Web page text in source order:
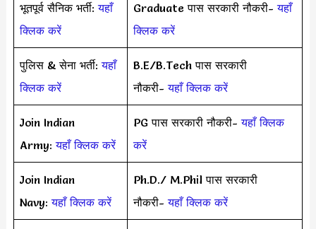
भूतपूर्व सैनिक भर्ती:यहाँ
क्लिक करें
Graduate पास सरकारी नौकरी-यहाँ
क्लिक करें
पुलिस & सेना भर्ती:यहाँ
क्लिक करें
B.E/B.Tech पास सरकारी
नौकरी-यहाँ क्लिक करें
Join Indian
Army:यहाँ क्लिक करें
PG पास सरकारी नौकरी-यहाँ क्लिक
करें
Join Indian
Navy:यहाँ क्लिक करें
Ph.D./ M.Phil पास सरकारी
नौकरी-यहाँ क्लिक करें